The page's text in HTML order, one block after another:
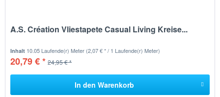
A.S. Création Vliestapete Casual Living Kreise...
Inhalt 10.05 Laufende(r) Meter (2,07 € * / 1 Laufende(r) Meter)
20,79 € * 24,95 € *
In den Warenkorb